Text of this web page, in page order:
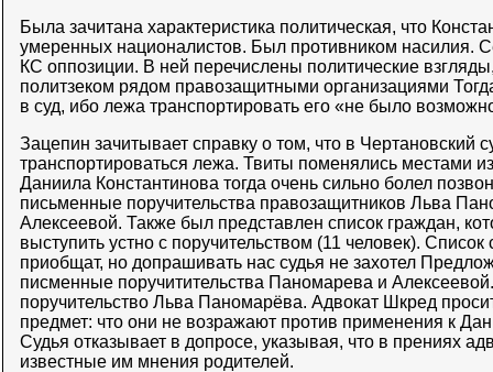
Была зачитана характеристика политическая, что
умеренных националистов. Был противником насилия.
КС оппозиции. В ней перечислены политические
политзеком рядом правозащитными организациями
в суд, ибо лежа транспортировать его «не было
Зацепин зачитывает справку о том, что в Чертановский
транспортироваться лежа. Твиты поменялись местами
Даниила Константинова тогда очень сильно болел
письменные поручительства правозащитников Льва
Алексеевой. Также был представлен список граждан,
выступить устно с поручительством (11 человек).
приобщат, но допрашивать нас судья не захотел
писменные поручитительства Паномарева и
поручительство Льва Паномарёва. Адвокат Шкред
предмет: что они не возражают против применения к
Судья отказывает в допросе, указывая, что в прениях
известные им мнения родителей.